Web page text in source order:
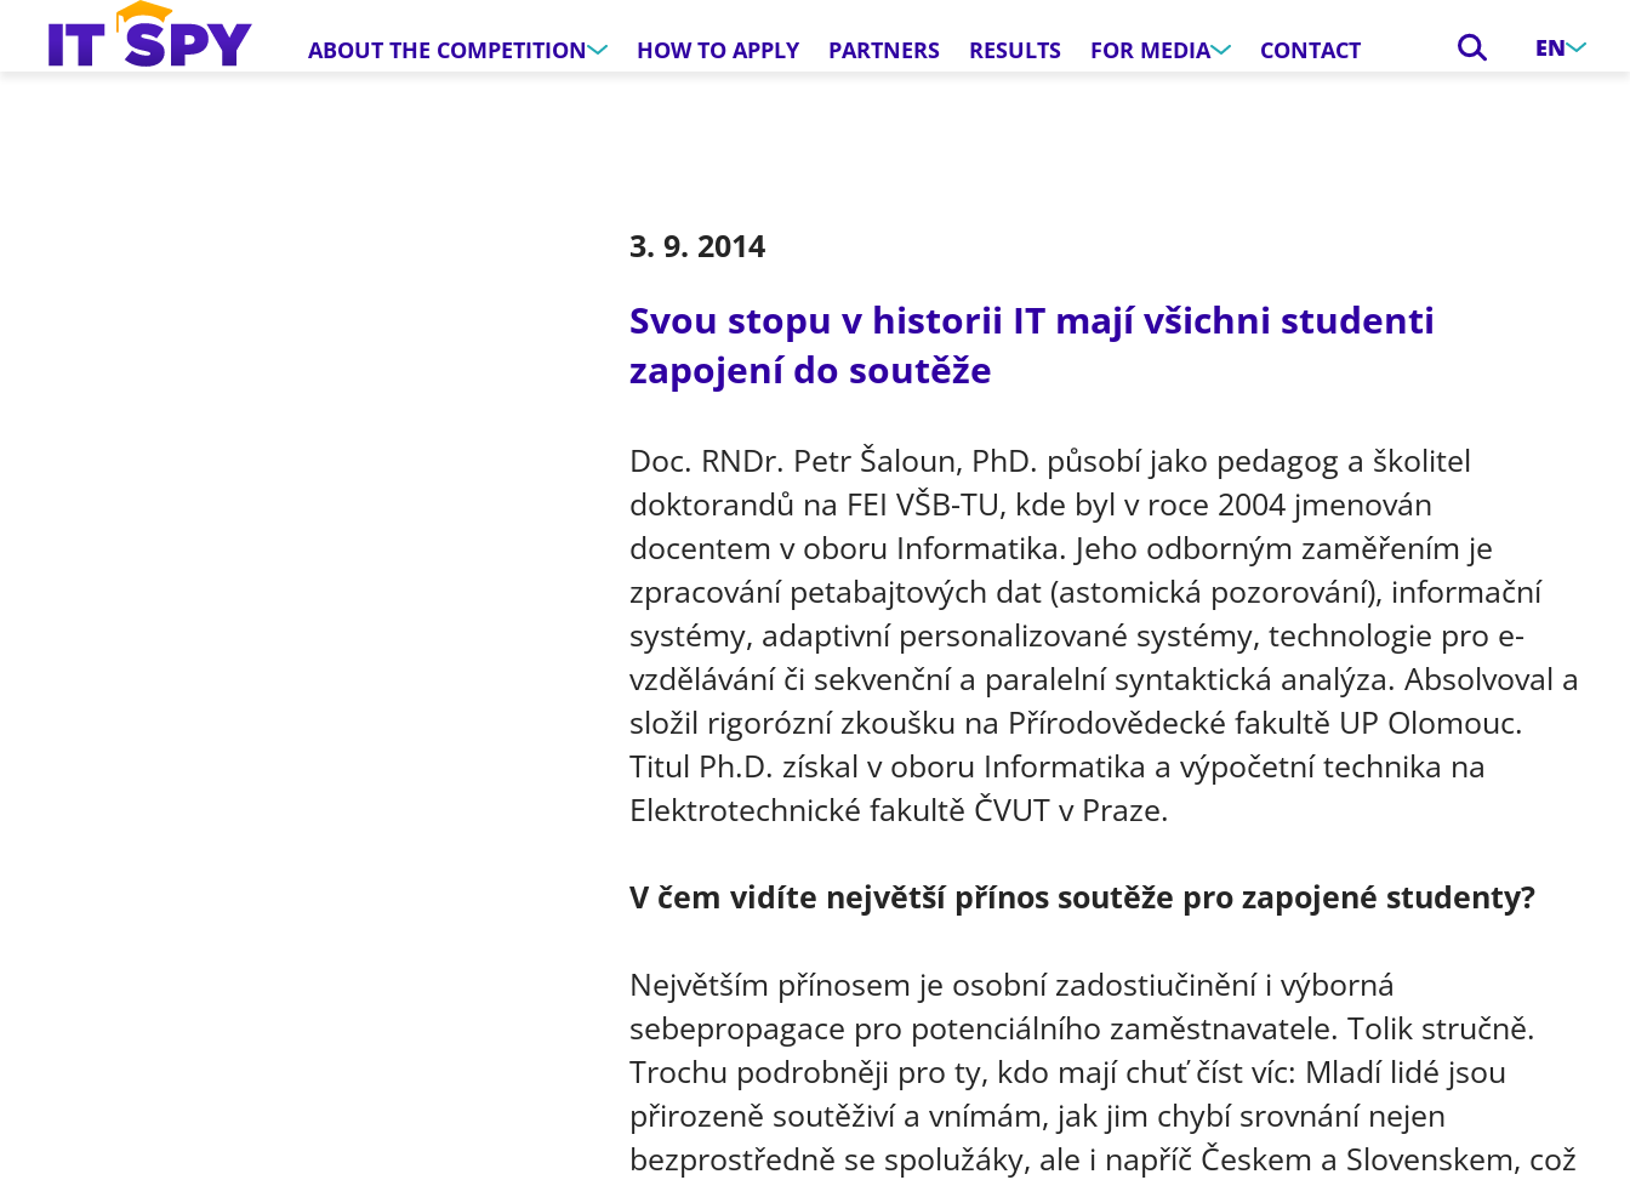
ABOUT THE COMPETITION HOW TO APPLY PARTNERS RESULTS FOR MEDIA CONTACT EN
3. 9. 2014
Svou stopu v historii IT mají všichni studenti
zapojení do soutěže
Doc. RNDr. Petr Šaloun, PhD. působí jako pedagog a školitel
doktorandů na FEI VŠB-TU, kde byl v roce 2004 jmenován
docentem v oboru Informatika. Jeho odborným zaměřením je
zpracování petabajtových dat (astomická pozorování), informační
systémy, adaptivní personalizované systémy, technologie pro e-
vzdělávání či sekvenční a paralelní syntaktická analýza. Absolvoval a
složil rigorózní zkoušku na Přírodovědecké fakultě UP Olomouc.
Titul Ph.D. získal v oboru Informatika a výpočetní technika na
Elektrotechnické fakultě ČVUT v Praze.
V čem vidíte největší přínos soutěže pro zapojené studenty?
Největším přínosem je osobní zadostiučinění i výborná
sebepropagace pro potenciálního zaměstnavatele. Tolik stručně.
Trochu podrobněji pro ty, kdo mají chuť číst víc: Mladí lidé jsou
přirozeně soutěživí a vnímám, jak jim chybí srovnání nejen
bezprostředně se spolužáky, ale i napříč Českem a Slovenskem, což